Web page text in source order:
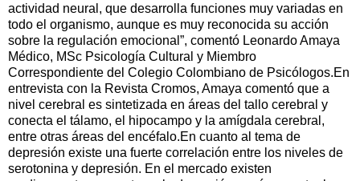
actividad neural, que desarrolla funciones muy variadas en
todo el organismo, aunque es muy reconocida su acción
sobre la regulación emocional”, comentó Leonardo Amaya
Médico, MSc Psicología Cultural y Miembro
Correspondiente del Colegio Colombiano de Psicólogos.En
entrevista con la Revista Cromos, Amaya comentó que a
nivel cerebral es sintetizada en áreas del tallo cerebral y
conecta el tálamo, el hipocampo y la amígdala cerebral,
entre otras áreas del encéfalo.En cuanto al tema de
depresión existe una fuerte correlación entre los niveles de
serotonina y depresión. En el mercado existen